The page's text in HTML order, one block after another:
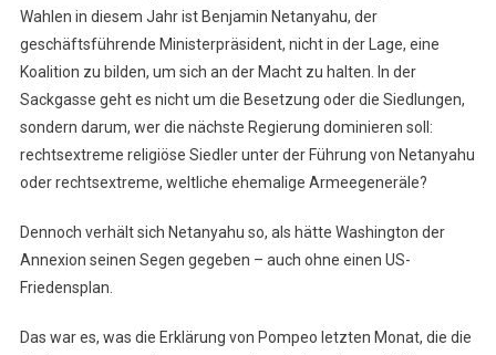
Wahlen in diesem Jahr ist Benjamin Netanyahu, der
geschäftsführende Ministerpräsident, nicht in der Lage, eine
Koalition zu bilden, um sich an der Macht zu halten. In der
Sackgasse geht es nicht um die Besetzung oder die Siedlungen,
sondern darum, wer die nächste Regierung dominieren soll:
rechtsextreme religiöse Siedler unter der Führung von Netanyahu
oder rechtsextreme, weltliche ehemalige Armeegeneräle?
Dennoch verhält sich Netanyahu so, als hätte Washington der
Annexion seinen Segen gegeben – auch ohne einen US-
Friedensplan.
Das war es, was die Erklärung von Pompeo letzten Monat, die die